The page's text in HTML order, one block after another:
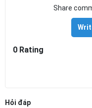
Share
0 Rating
Hỏi đáp